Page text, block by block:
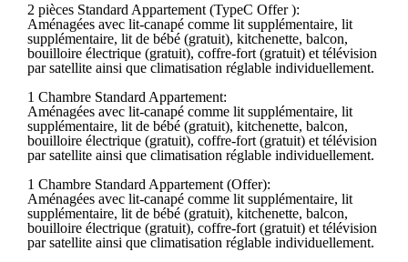
2 pièces Standard Appartement (TypeC Offer ):
Aménagées avec lit-canapé comme lit supplémentaire, lit
supplémentaire, lit de bébé (gratuit), kitchenette, balcon,
bouilloire électrique (gratuit), coffre-fort (gratuit) et télévision
par satellite ainsi que climatisation réglable individuellement.
1 Chambre Standard Appartement:
Aménagées avec lit-canapé comme lit supplémentaire, lit
supplémentaire, lit de bébé (gratuit), kitchenette, balcon,
bouilloire électrique (gratuit), coffre-fort (gratuit) et télévision
par satellite ainsi que climatisation réglable individuellement.
1 Chambre Standard Appartement (Offer):
Aménagées avec lit-canapé comme lit supplémentaire, lit
supplémentaire, lit de bébé (gratuit), kitchenette, balcon,
bouilloire électrique (gratuit), coffre-fort (gratuit) et télévision
par satellite ainsi que climatisation réglable individuellement.